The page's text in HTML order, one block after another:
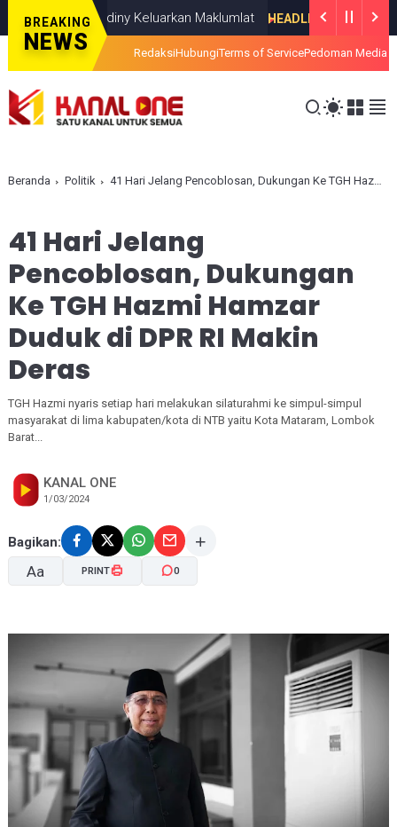
BREAKING
NEWS
Keluarkan Maklumlat HEADLINE JULY 19, 2026
RedaksiHubungiTerms of ServicePedoman Media
Beranda Politik 41 Hari Jelang Pencoblosan, Dukungan Ke TGH Hazmi Hamzar Duduk di DPR RI Makin Deras
41 Hari Jelang
Pencoblosan, Dukungan
Ke TGH Hazmi Hamzar
Duduk di DPR RI Makin
Deras
TGH Hazmi nyaris setiap hari melakukan silaturahmi ke simpul-simpul
masyarakat di lima kabupaten/kota di NTB yaitu Kota Mataram, Lombok
Barat...
KANAL ONE
1/03/2024
Bagikan:
Aa
A+
PRINT 0